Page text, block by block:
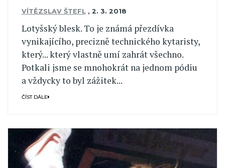
VÍTĚZSLAV ŠTEFL , 2. 3. 2018
Lotyšský blesk. To je známá přezdívka
vynikajícího, precizně technického kytaristy,
který... který vlastně umí zahrát všechno.
Potkali jsme se mnohokrát na jednom pódiu
a vždycky to byl zážitek...
ČÍST DÁLE